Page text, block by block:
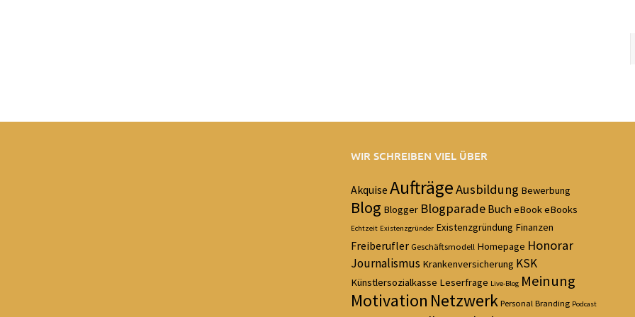
WIR SCHREIBEN VIEL ÜBER
Akquise AufträgeAusbildung Bewerbung
Blog Blogger Blogparade Buch eBookeBooks
Echtzeit Existenzgründer Existenzgründung Finanzen
Freiberufler Geschäftsmodell Homepage Honorar
Journalismus Krankenversicherung KSK
Künstlersozialkasse Leserfrage Live-Blog Meinung
Motivation Netzwerk Personal Branding Podcast